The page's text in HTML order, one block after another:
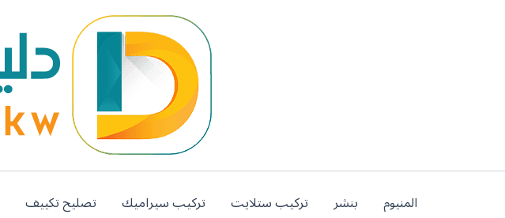
المنيوم بنشر تركيب ستلايت تركيب سيراميك تصليح تكييف